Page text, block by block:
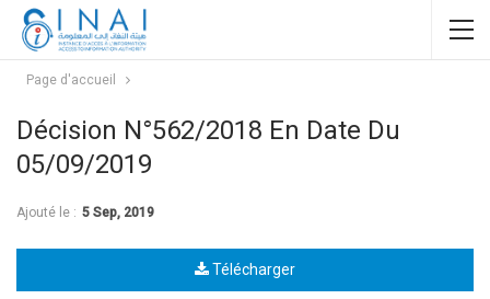
Page d'accueil
Décision N°562/2018 En Date Du
05/09/2019
Ajouté le : 5 Sep, 2019
Télécharger